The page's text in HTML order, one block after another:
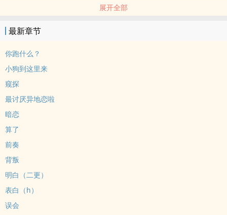
展开全部
最新章节
你跑什么？
小狗到这里来
窥探
最讨厌异地恋啦
暗恋
算了
前奏
背叛
明白（二更）
表白（h）
误会